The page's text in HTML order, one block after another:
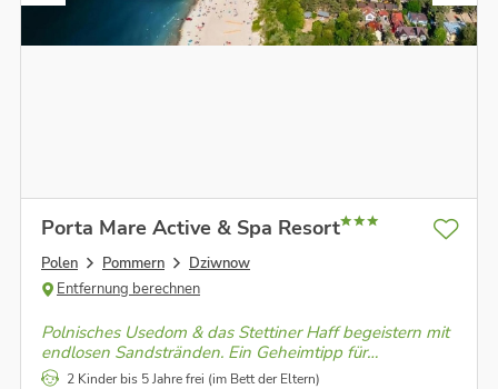
Porta Mare Active & Spa Resort
Polen Pommern
Dziwnow
Entfernung berechnen
Polnisches Usedom & das Stettiner Haff begeistern mit
endlosen Sandstränden. Ein Geheimtipp für
entspannte Ostsee-Momente.
2 Kinder bis 5 Jahre frei (im Bett der Eltern)